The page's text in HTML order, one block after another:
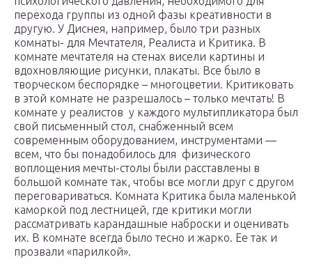
перехода группы из одной фазы креативности в
другую. У Диснея, например, было три разных
комнаты- для Мечтателя, Реалиста и Критика. В
комнате мечтателя на стенах висели картины и
вдохновляющие рисунки, плакаты. Все было в
творческом беспорядке – многоцветии. Критиковать
в этой комнате не разрешалось – только мечтать! В
комнате у реалистов у каждого мультипликатора был
свой письменный стол, снабженный всем
современным оборудованием, инструментами —
всем, что бы понадобилось для физического
воплощения мечты-столы были расставлены в
большой комнате так, чтобы все могли друг с другом
переговариваться. Комната Критика была маленькой
каморкой под лестницей, где критики могли
рассматривать карандашные наброски и оценивать
их. В комнате всегда было тесно и жарко. Ее так и
прозвали «парилкой».